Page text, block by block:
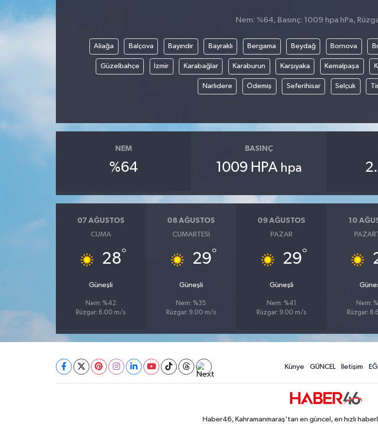
Nem: %64, Basınç: 1009 hpa hPa,
Aliağa Balçova Bayındır Bayraklı Bergama Beydağ Bornova
Güzelbahçe İzmir Karabağlar Karaburun Karşıyaka Kemalpaşa
Narlıdere Ödemiş Seferihisar Selçuk
NEM
%64
BASINÇ
1009 HPA hpa
07 AĞUSTOS
CUMA
28°
Güneşli
Nem: %42
Rüzgar: 6.00 m/s
08 AĞUSTOS
CUMARTESI
29°
Güneşli
Nem: %35
Rüzgar: 9.00 m/s
09 AĞUSTOS
PAZAR
29°
Güneşli
Nem: %41
Rüzgar: 9.00 m/s
10
Nem:
Rüzgar:
Künye GÜNCEL İletişim
Haber46, Kahramanmaraş'tan en güncel, en hızlı
İLÇE HABERLERİ
ÜÇÜNCÜ SAYFA
Yemek
SİVİL TOPLUM
SEÇİM 2014